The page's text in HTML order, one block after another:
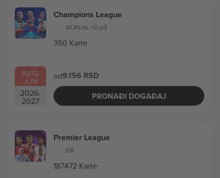
AVG-
JUN
2026-
2027
Champions League
AT,RS,NL+10 još
350 Karte
od9.156 RSD
PRONAĐI DOGAĐAJ
Premier League
GB
187472 Karte